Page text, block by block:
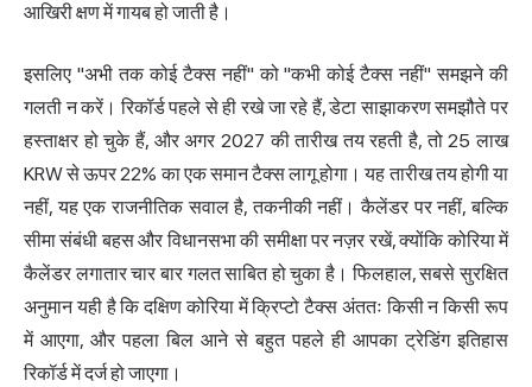
आखिरी क्षण में गायब हो जाती है।
इसलिए "अभी तक कोई टैक्स नहीं" को "कभी कोई टैक्स नहीं" समझने की
गलती न करें। रिकॉर्ड पहले से ही रखे जा रहे हैं, डेटा साझाकरण समझौते पर
हस्ताक्षर हो चुके हैं, और अगर 2027 की तारीख तय रहती है, तो 25 लाख
KRW से ऊपर 22% का एक समान टैक्स लागू होगा। यह तारीख तय होगी या
नहीं, यह एक राजनीतिक सवाल है, तकनीकी नहीं। कैलेंडर पर नहीं, बल्कि
सीमा संबंधी बहस और विधानसभा की समीक्षा पर नज़र रखें, क्योंकि कोरिया में
कैलेंडर लगातार चार बार गलत साबित हो चुका है। फिलहाल, सबसे सुरक्षित
अनुमान यही है कि दक्षिण कोरिया में क्रिप्टो टैक्स अंततः किसी न किसी रूप
में आएगा, और पहला बिल आने से बहुत पहले ही आपका ट्रेडिंग इतिहास
रिकॉर्ड में दर्ज हो जाएगा।